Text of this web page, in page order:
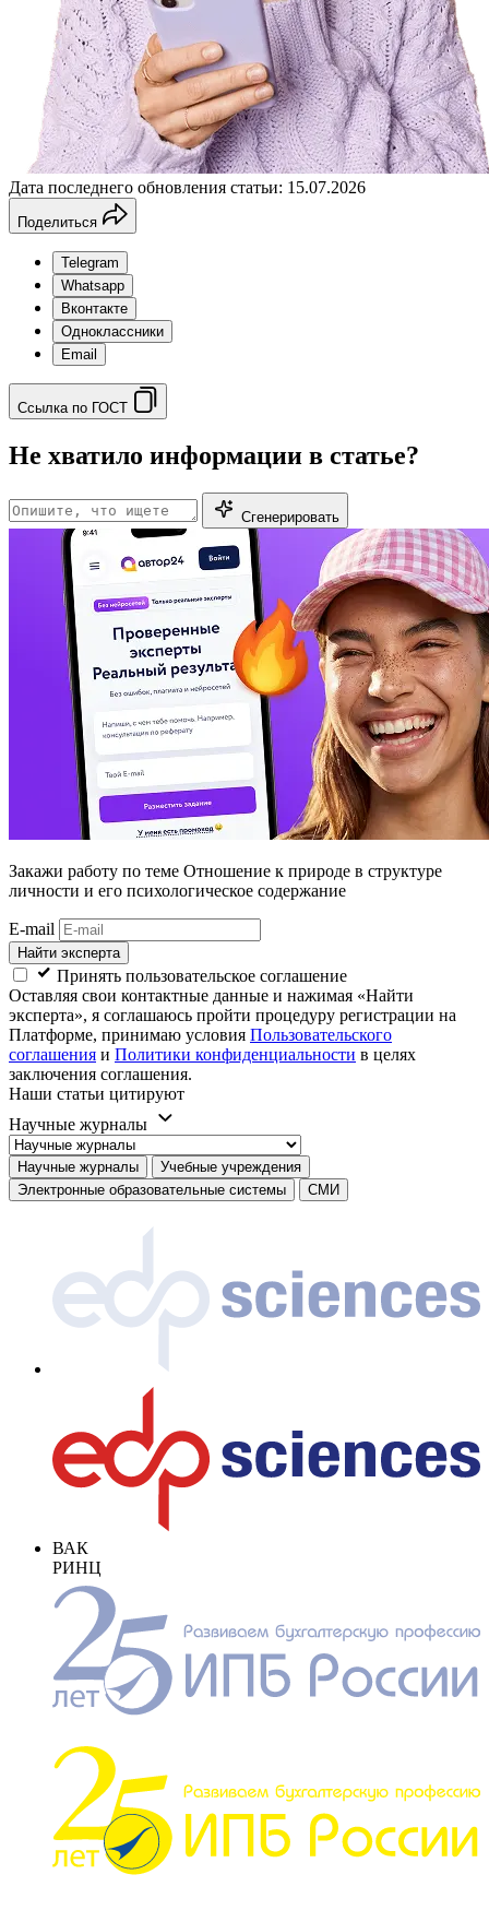
Дата последнего обновления статьи: 15.07.2026
Поделиться
Telegram
Whatsapp
Вконтакте
Одноклассники
Email
Ссылка по ГОСТ
Не хватило информации в статье?
Сгенерировать
Закажи работу по теме Отношение к природе в структуре
личности и его психологическое содержание
E-mail
Найти эксперта
Принять пользовательское соглашение
Оставляя свои контактные данные и нажимая «Найти
эксперта», я соглашаюсь пройти процедуру регистрации на
Платформе, принимаю условия Пользовательского
соглашения и Политики конфиденциальности в целях
заключения соглашения.
Наши статьи цитируют
Научные журналы
Научные журналы
Учебные учреждения
Электронные образовательные системы
СМИ
ВАК
РИНЦ